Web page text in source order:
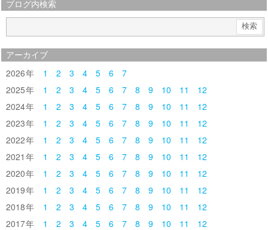
ブログ内検索
アーカイブ
2026 1 2 3 4 5 6
7
2025
1 2 3 4 5 6 7 8 9 10 11
12
2024
1 2 3 4 5 6 7 8 9 10 11
12
2023
1 2 3 4 5 6 7 8 9 10 11
12
2022
1 2 3 4 5 6 7 8 9 10 11
12
2021
1 2 3 4 5 6 7 8 9 10 11
12
2020
1 2 3 4 5 6 7 8 9 10 11
12
2019
1 2 3 4 5 6 7 8 9 10 11
12
2018
1 2 3 4 5 6 7 8 9 10 11
12
2017
1 2 3 4 5 6 7 8 9 10 11
12